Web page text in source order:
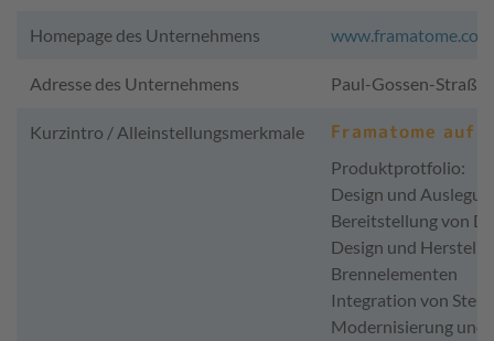
Homepage des Unternehmens
Adresse des Unternehmens Paul-Gossen-Straße
Kurzintro / Alleinstellungsmerkmale Framatome auf
Produktprotfolio:
Design und
Bereitstellung von
Design und
Brennelementen
Integration von
Modernisierung und